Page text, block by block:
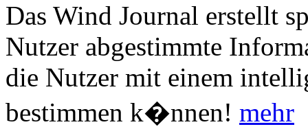
Das Wind Journal erstellt
Nutzer abgestimmte
die Nutzer mit einem
bestimmen k�nnen! mehr